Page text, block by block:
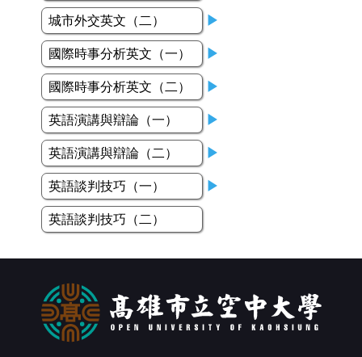
城市外交英文（二） ▶
國際時事分析英文（一） ▶
國際時事分析英文（二） ▶
英語演講與辯論（一） ▶
英語演講與辯論（二） ▶
英語談判技巧（一） ▶
英語談判技巧（二）